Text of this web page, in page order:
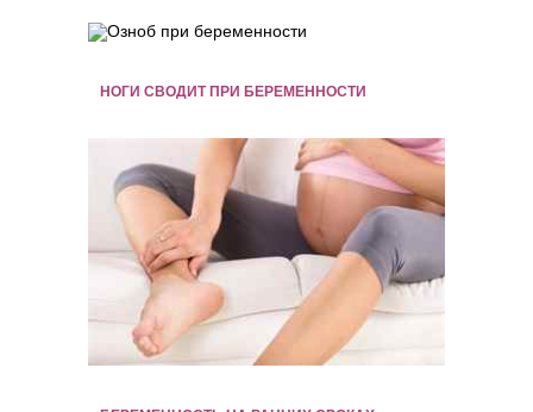
НОГИ СВОДИТ ПРИ БЕРЕМЕННОСТИ